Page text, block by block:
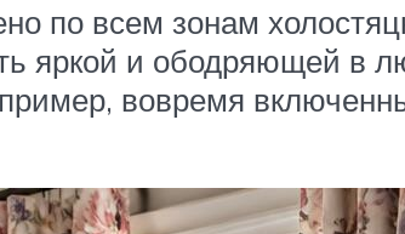
по всем зонам
яркой и ободряющей в
вовремя